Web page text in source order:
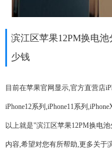
滨江区苹果12PM换电池
少钱
目前在苹果官网显示,官方直营店
iPhone12系列,iPhone11系列
以上就是"滨江区苹果12PM换电
内容,希望对您有所帮助,更多关于